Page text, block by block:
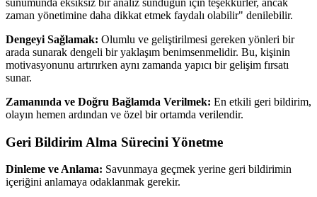
sunumunda eksiksiz bir analiz sunduğun için teşekkürler, ancak
zaman yönetimine daha dikkat etmek faydalı olabilir" denilebilir.
Dengeyi Sağlamak: Olumlu ve geliştirilmesi gereken yönleri bir
arada sunarak dengeli bir yaklaşım benimsenmelidir. Bu, kişinin
motivasyonunu artırırken aynı zamanda yapıcı bir gelişim fırsatı
sunar.
Zamanında ve Doğru Bağlamda Verilmek: En etkili geri bildirim,
olayın hemen ardından ve özel bir ortamda verilendir.
Geri Bildirim Alma Sürecini Yönetme
Dinleme ve Anlama: Savunmaya geçmek yerine geri bildirimin
içeriğini anlamaya odaklanmak gerekir.